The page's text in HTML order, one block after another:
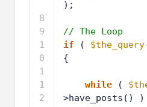
9
1
0
1
11
2
1
if ( $the_query
{
>have_posts() )